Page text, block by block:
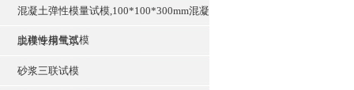
混凝土弹性模量试模,100*100*300mm混凝
土弹性模量试模
脱模专用气泵
砂浆三联试模